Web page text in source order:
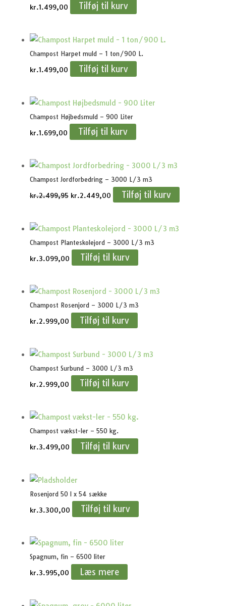
kr.1.499,00 Tilføj til kurv
Champost Harpet muld – 1 ton/900 L.
kr.1.499,00 Tilføj til kurv
Champost Højbedsmuld – 900 Liter
kr.1.699,00 Tilføj til kurv
Champost Jordforbedring – 3000 L/3 m3
kr.2.499,95 Den
var:
kr.2.499,95.
kr.2.449,00Den
er:
kr.2.449,00.
Tilføj til kurv
Champost Planteskolejord – 3000 L/3 m3
kr.3.099,00 Tilføj til kurv
Champost Rosenjord – 3000 L/3 m3
kr.2.999,00 Tilføj til kurv
Champost Surbund – 3000 L/3 m3
kr.2.999,00 Tilføj til kurv
Champost vækst-ler – 550 kg.
kr.3.499,00 Tilføj til kurv
Rosenjord 50 l x 54 sække
kr.3.300,00 Tilføj til kurv
Spagnum, fin – 6500 liter
kr.3.995,00 Læs mere